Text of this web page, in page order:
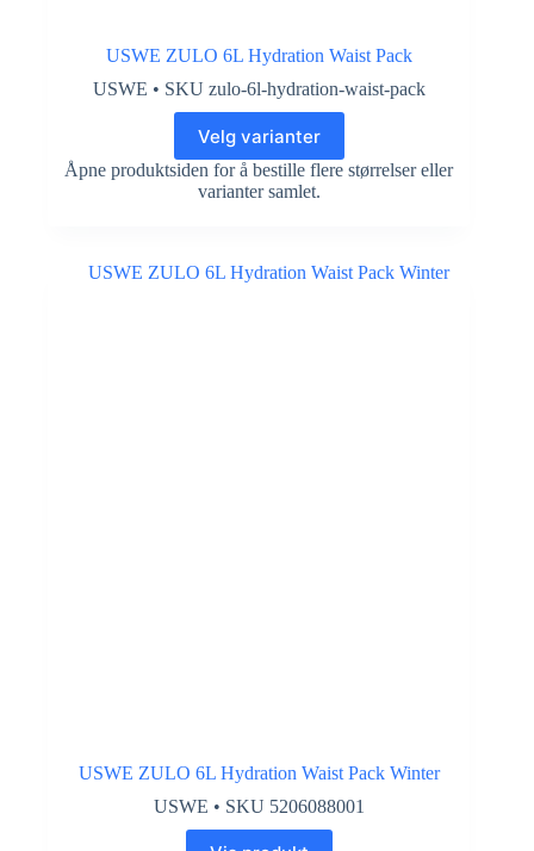
USWE ZULO 6L Hydration Waist Pack
USWE • SKU zulo-6l-hydration-waist-pack
Velg varianter
Åpne produktsiden for å bestille flere størrelser eller
varianter samlet.
USWE ZULO 6L Hydration Waist Pack Winter
USWE • SKU 5206088001